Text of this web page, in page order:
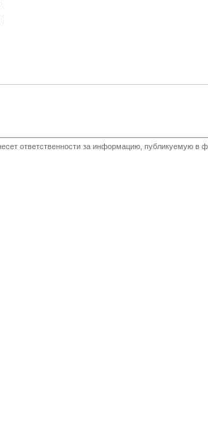
ответственности за информацию, публикуемую